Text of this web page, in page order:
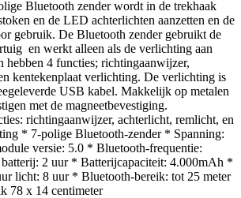
Bluetooth zender wordt in de trekhaak
en de LED achterlichten aanzetten en de
gebruik. De Bluetooth zender gebruikt de
en werkt alleen als de verlichting aan
hebben 4 functies; richtingaanwijzer,
kentekenplaat verlichting. De verlichting is
USB kabel. Makkelijk op metalen
met de magneetbevestiging.
richtingaanwijzer, achterlicht, remlicht, en
* 7-polige Bluetooth-zender * Spanning:
versie: 5.0 * Bluetooth-frequentie:
2 uur * Batterijcapaciteit: 4.000mAh *
licht: 8 uur * Bluetooth-bereik: tot 25 meter
78 x 14 centimeter